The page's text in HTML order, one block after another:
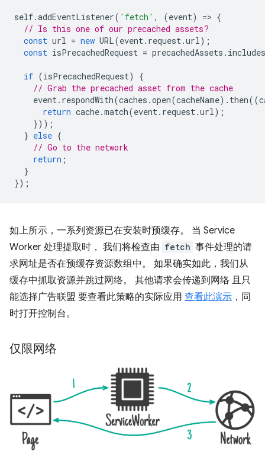
self.addEventListener( 'fetch' , (event) => {
// Is this one of our precached assets?
const url = new URL(event. request.url);
const isPrecachedRequest = precachedAssets . includes
if (isPrecachedRequest)
{
// Grab the precached asset from the cache
event. respondWith(caches .open(cacheName). then((
return cache.match(event. request.url);
}));
} else {
// Go to the network
return ;
}
});
如上所示，一系列资源已在安装时预缓存。 当 Service
Worker 处理提取时， 我们将检查由 fetch 事件处理的请
求网址是否在预缓存资源数组中。 如果确实如此，我们从
缓存中抓取资源并跳过网络。 其他请求会传递到网络 且只
能选择广告联盟 要查看此策略的实际应用 查看此演示 ，同
时打开控制台。
仅限网络